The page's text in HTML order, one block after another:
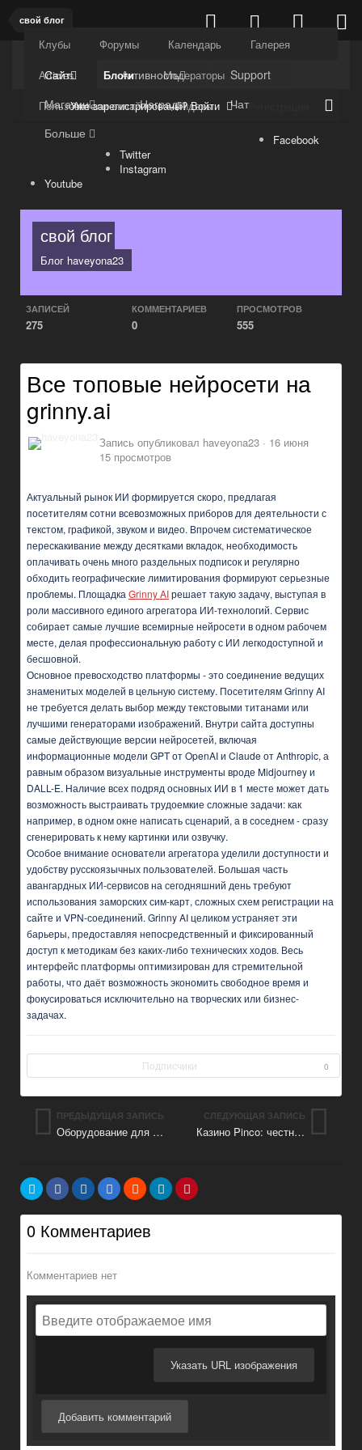
свой блог
Kuli4kam.net Дружный форум
Сайт
Клубы Форумы Календарь
Галерея
Articles
Блоги
Модераторы
Пользователи онлайн
Лидеры
Активность
Support
Магазин
Награды
Чат
Больше
Уже зарегистрированы? Войти Регистрация
Facebook
Twitter
Instagram
Youtube
свой блог
Блог haveyona23
ЗАПИСЕЙ
275
КОММЕНТАРИЕВ
0
ПРОСМОТРОВ
555
Все топовые нейросети на
grinny.ai
Запись опубликовал haveyona23 · 16 июня
15 просмотров
Актуальный рынок ИИ формируется скоро, предлагая
посетителям сотни всевозможных приборов для деятельности с
текстом, графикой, звуком и видео. Впрочем систематическое
перескакивание между десятками вкладок, необходимость
оплачивать очень много раздельных подписок и регулярно
обходить географические лимитирования формируют серьезные
проблемы. Площадка Grinny AIрешает такую задачу, выступая в
роли массивного единого агрегатора ИИ-технологий. Сервис
собирает самые лучшие всемирные нейросети в одном рабочем
месте, делая профессиональную работу с ИИ легкодоступной и
бесшовной.
Основное превосходство платформы - это соединение ведущих
знаменитых моделей в цельную систему. Посетителям Grinny AI
не требуется делать выбор между текстовыми титанами или
лучшими генераторами изображений. Внутри сайта доступны
самые действующие версии нейросетей, включая
информационные модели GPT от OpenAI и Claude от Anthropic, а
равным образом визуальные инструменты вроде Midjourney и
DALL-E. Наличие всех подряд основных ИИ в 1 месте может дать
возможность выстраивать трудоемкие сложные задачи: как
например, в одном окне написать сценарий, а в соседнем - сразу
сгенерировать к нему картинки или озвучку.
Особое внимание основатели агрегатора уделили доступности и
удобству русскоязычных пользователей. Большая часть
авангардных ИИ-сервисов на сегодняшний день требуют
использования заморских сим-карт, сложных схем регистрации на
сайте и VPN-соединений. Grinny AI целиком устраняет эти
барьеры, предоставляя непосредственный и фиксированный
доступ к методикам без каких-либо технических ходов. Весь
интерфейс платформы оптимизирован для стремительной
работы, что даёт возможность экономить свободное время и
фокусироваться исключительно на творческих или бизнес-
задачах.
Подписчики 0
ПРЕДЫДУЩАЯ ЗАПИСЬ
Оборудование для автосервиса и СТО
СЛЕДУЮЩАЯ ЗАПИСЬ
Казино Pinco: честный софт и безопасность в СНГ
0 Комментариев
Комментариев нет
Указать URL изображения
Добавить комментарий